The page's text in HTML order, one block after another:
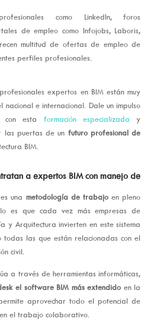
como LinkedIn, foros
de empleo como Infojobs, Laboris,
multitud de ofertas de empleo de
perfiles profesionales.
expertos en BIM están muy
nacional e internacional. Dale un impulso
con esta formación especializada y
las puertas de un futuro profesional de
BIM.
a expertos BIM con manejo de
una metodología de trabajoen pleno
es que cada vez más empresas de
y Arquitectura invierten en este sistema
todas las que están relacionadas con el
civil.
a través de herramientas informáticas,
el software BIM más extendido en la
aprovechar todo el potencial de
el trabajo colaborativo.